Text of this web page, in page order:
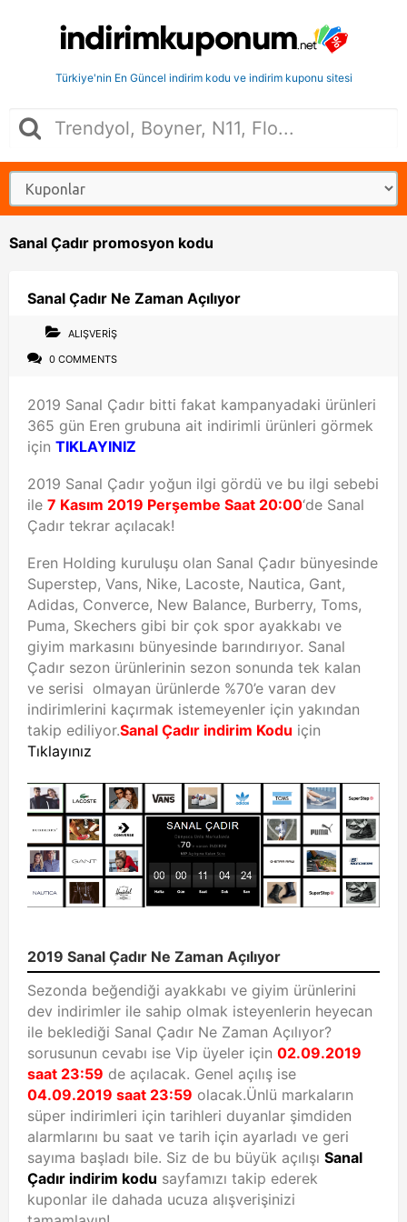
Türkiye'nin En Güncel indirim kodu ve indirim kuponu sitesi
Sanal Çadır promosyon kodu
Sanal Çadır Ne Zaman Açılıyor
ALIŞVERIŞ
0 COMMENTS
2019 Sanal Çadır bitti fakat kampanyadaki ürünleri
365 gün Eren grubuna ait indirimli ürünleri görmek
için TIKLAYINIZ
2019 Sanal Çadır yoğun ilgi gördü ve bu ilgi sebebi
ile 7 Kasım 2019 Perşembe Saat 20:00‘de Sanal
Çadır tekrar açılacak!
Eren Holding kuruluşu olan Sanal Çadır bünyesinde
Superstep, Vans, Nike, Lacoste, Nautica, Gant,
Adidas, Converce, New Balance, Burberry, Toms,
Puma, Skechers gibi bir çok spor ayakkabı ve
giyim markasını bünyesinde barındırıyor. Sanal
Çadır sezon ürünlerinin sezon sonunda tek kalan
ve serisi olmayan ürünlerde %70’e varan dev
indirimlerini kaçırmak istemeyenler için yakından
takip ediliyor.Sanal Çadır indirim Kodu için
Tıklayınız
2019 Sanal Çadır Ne Zaman Açılıyor
Sezonda beğendiği ayakkabı ve giyim ürünlerini
dev indirimler ile sahip olmak isteyenlerin heyecan
ile beklediği Sanal Çadır Ne Zaman Açılıyor?
sorusunun cevabı ise Vip üyeler için 02.09.2019
saat 23:59 de açılacak. Genel açılış ise
04.09.2019 saat 23:59 olacak.Ünlü markaların
süper indirimleri için tarihleri duyanlar şimdiden
alarmlarını bu saat ve tarih için ayarladı ve geri
sayıma başladı bile. Siz de bu büyük açılışı Sanal
Çadır indirim kodu sayfamızı takip ederek
kuponlar ile dahada ucuza alışverişinizi